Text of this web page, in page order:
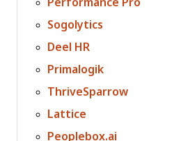
Performance Pro
Sogolytics
Deel HR
Primalogik
ThriveSparrow
Lattice
Peoplebox.ai